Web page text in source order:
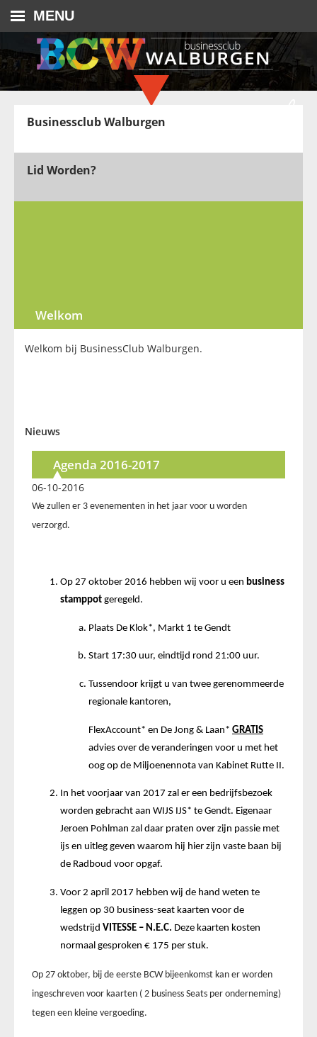
MENU
Businessclub Walburgen
Lid Worden?
Welkom
Welkom bij BusinessClub Walburgen.
Nieuws
Agenda 2016-2017
06-10-2016
We zullen er 3 evenementen in het jaar voor u worden
verzorgd.
Op 27 oktober 2016 hebben wij voor u een business
stamppot geregeld.
Plaats De Klok*, Markt 1 te Gendt
Start 17:30 uur, eindtijd rond 21:00 uur.
Tussendoor krijgt u van twee gerenommeerde
regionale kantoren,
FlexAccount* en De Jong & Laan* GRATIS
advies over de veranderingen voor u met het
oog op de Miljoenennota van Kabinet Rutte II.
In het voorjaar van 2017 zal er een bedrijfsbezoek
worden gebracht aan WIJS IJS* te Gendt. Eigenaar
Jeroen Pohlman zal daar praten over zijn passie met
ijs en uitleg geven waarom hij hier zijn vaste baan bij
de Radboud voor opgaf.
Voor 2 april 2017 hebben wij de hand weten te
leggen op 30 business-seat kaarten voor de
wedstrijd VITESSE – N.E.C. Deze kaarten kosten
normaal gesproken € 175 per stuk.
Op 27 oktober, bij de eerste BCW bijeenkomst kan er worden
ingeschreven voor kaarten ( 2 business Seats per onderneming)
tegen een kleine vergoeding.